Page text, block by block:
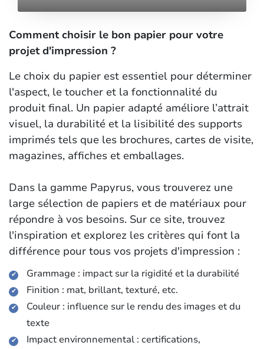
Comment choisir le bon papier pour votre
projet d'impression ?
Le choix du papier est essentiel pour déterminer
l'aspect, le toucher et la fonctionnalité du
produit final. Un papier adapté améliore l’attrait
visuel, la durabilité et la lisibilité des supports
imprimés tels que les brochures, cartes de visite,
magazines, affiches et emballages.
Dans la gamme Papyrus, vous trouverez une
large sélection de papiers et de matériaux pour
répondre à vos besoins. Sur ce site, trouvez
l'inspiration et explorez les critères qui font la
différence pour tous vos projets d'impression :
Grammage : impact sur la rigidité et la durabilité
Finition : mat, brillant, texturé, etc.
Couleur : influence sur le rendu des images et du
texte
Impact environnemental : certifications,